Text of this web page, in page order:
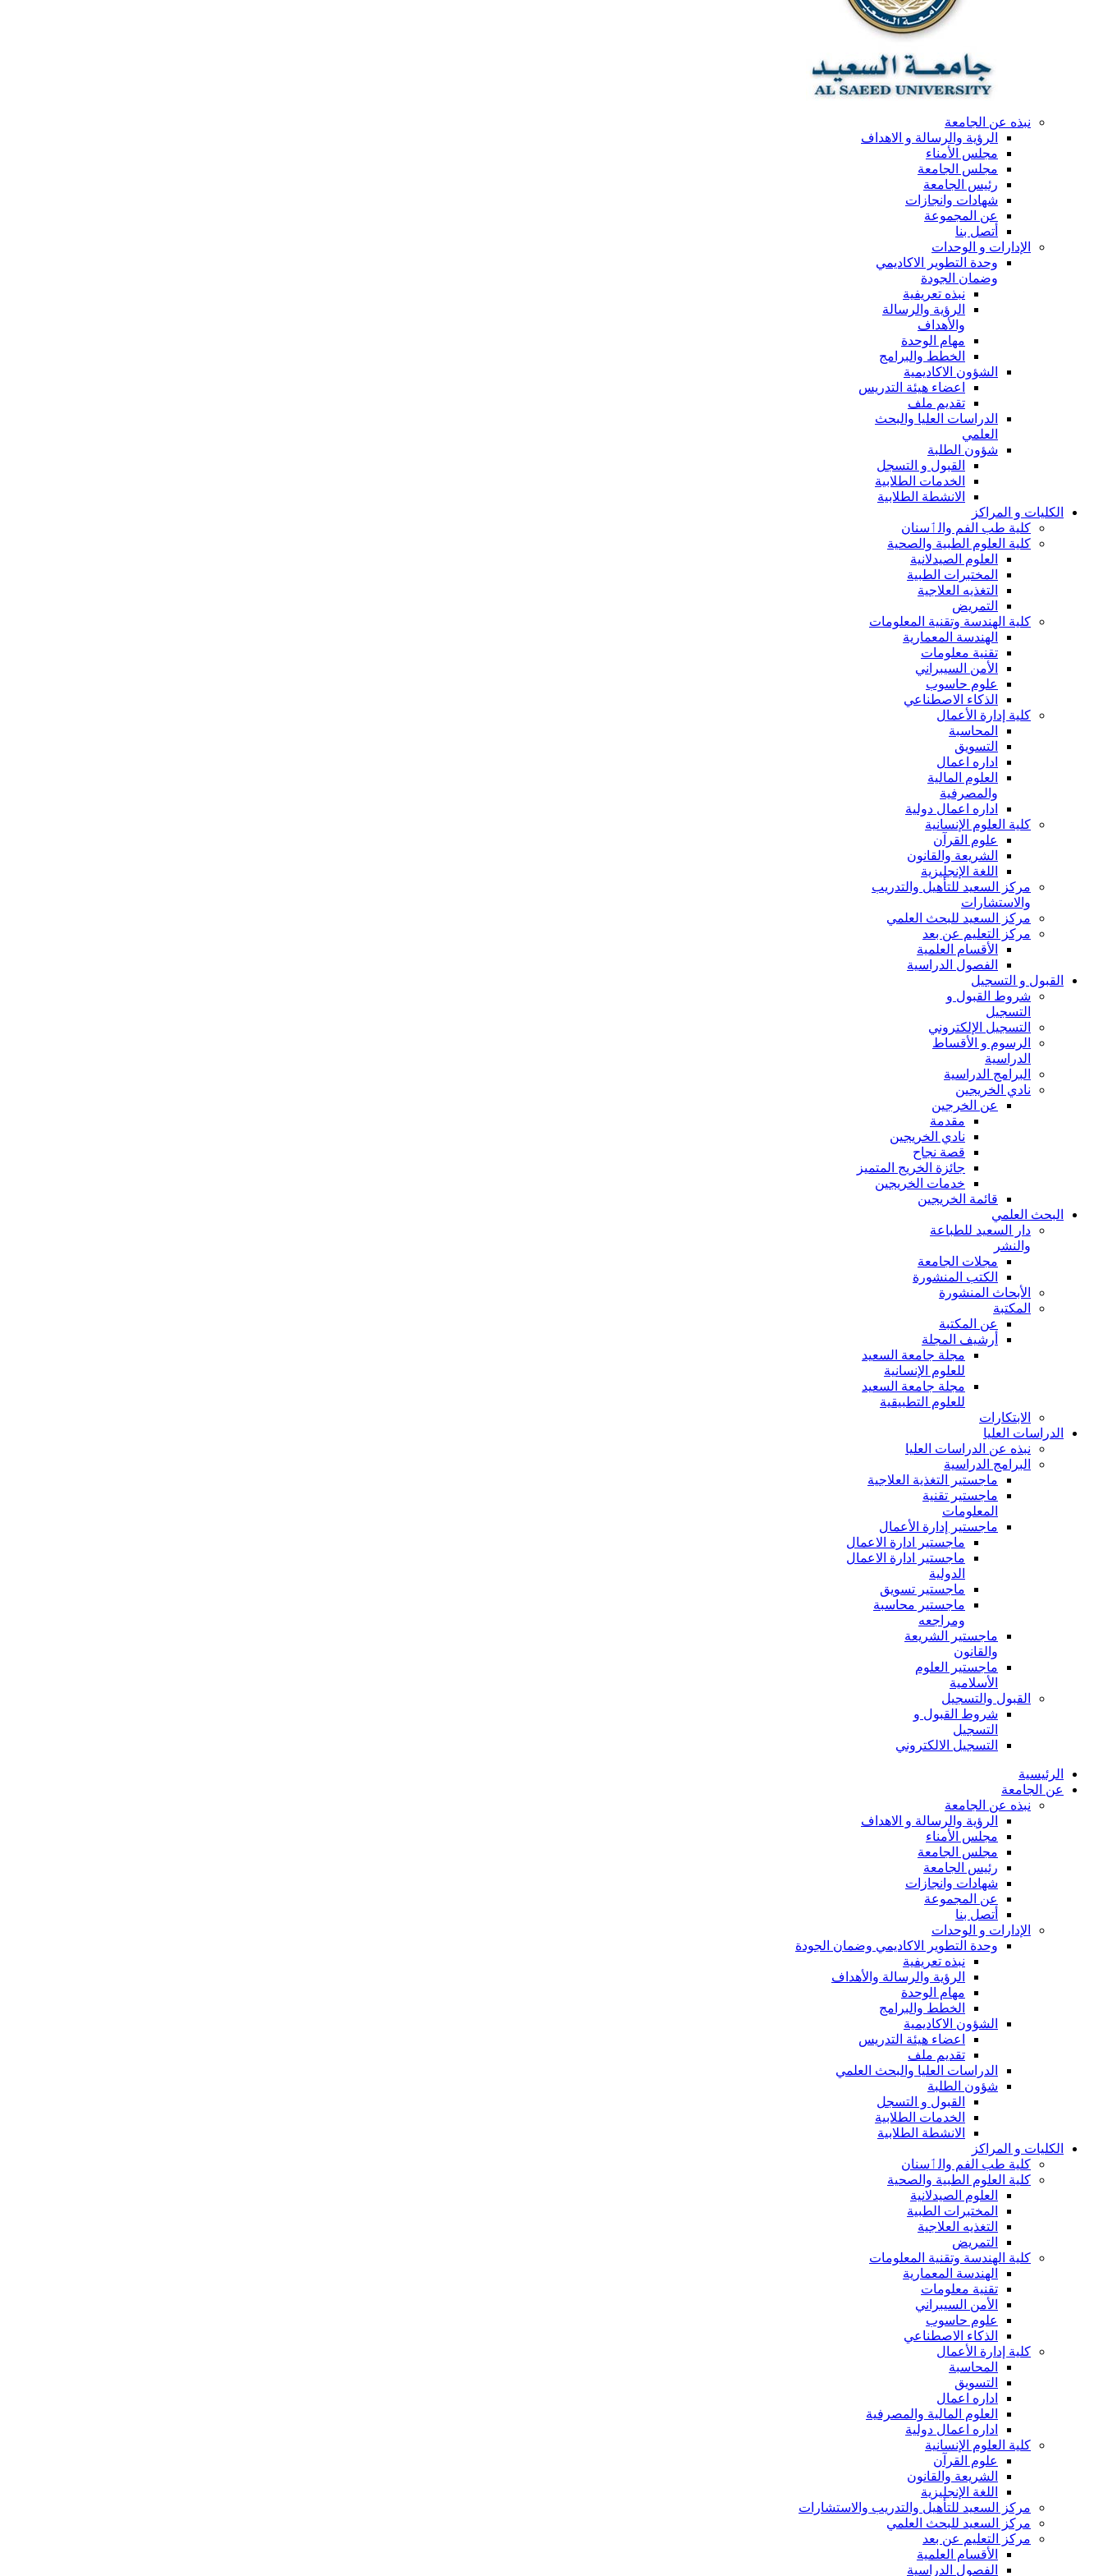
نبذه عن الجامعة
الرؤية والرسالة و الاهداف
مجلس الأمناء
مجلس الجامعة
رئيس الجامعة
شهادات وانجازات
عن المجموعة
أتصل بنا
الإدارات و الوحدات
وحدة التطوير الاكاديمي
وضمان الجودة
نبذه تعريفية
الرؤية والرسالة
والأهداف
مهام الوحدة
الخطط والبرامج
الشؤون الاكاديمية
اعضاء هيئة التدريس
تقديم ملف
الدراسات العليا والبحث
العلمي
شؤون الطلبة
القبول و التسجل
الخدمات الطلابية
الانشطة الطلابية
الكليات و المراكز
كلية طب الفم والٲسنان
كلية العلوم الطبية والصحية
العلوم الصيدلانية
المختبرات الطبية
التغذيه العلاجية
التمريض
كلية الهندسة وتقنية المعلومات
الهندسة المعمارية
تقنية معلومات
الأمن السيبراني
علوم حاسوب
الذكاء الاصطناعي
كلية إدارة الأعمال
المحاسبة
التسويق
اداره اعمال
العلوم المالية
والمصرفية
اداره اعمال دولية
كلية العلوم الإنسانية
علوم القرآن
الشريعة والقانون
اللغة الإنجليزية
مركز السعيد للتأهيل والتدريب
والاستشارات
مركز السعيد للبحث العلمي
مركز التعليم عن بعد
الأقسام العلمية
الفصول الدراسية
القبول و التسجيل
شروط القبول و
التسجيل
التسجيل الإلكتروني
الرسوم و الأقساط
الدراسية
البرامج الدراسية
نادي الخريجين
عن الخرجين
مقدمة
نادي الخريجين
قصة نجاح
جائزة الخريج المتميز
خدمات الخريجين
قائمة الخريجين
البحث العلمي
دار السعيد للطباعة
والنشر
مجلات الجامعة
الكتب المنشورة
الأبحاث المنشورة
المكتبة
عن المكتبة
أرشيف المجلة
مجلة جامعة السعيد
للعلوم الإنسانية
مجلة جامعة السعيد
للعلوم التطبيقية
الابتكارات
الدراسات العليا
نبذه عن الدراسات العليا
البرامج الدراسية
ماجستير التغذية العلاجية
ماجستير تقنية
المعلومات
ماجستير إدارة الأعمال
ماجستير ادارة الاعمال
ماجستير ادارة الاعمال
الدولية
ماجستير تسويق
ماجستير محاسبة
ومراجعه
ماجستير الشريعة
والقانون
ماجستير العلوم
الأسلامية
القبول والتسجيل
شروط القبول و
التسجيل
التسجيل الالكتروني
الرئيسية
عن الجامعة
نبذه عن الجامعة
الرؤية والرسالة و الاهداف
مجلس الأمناء
مجلس الجامعة
رئيس الجامعة
شهادات وانجازات
عن المجموعة
أتصل بنا
الإدارات و الوحدات
وحدة التطوير الاكاديمي وضمان الجودة
نبذه تعريفية
الرؤية والرسالة والأهداف
مهام الوحدة
الخطط والبرامج
الشؤون الاكاديمية
اعضاء هيئة التدريس
تقديم ملف
الدراسات العليا والبحث العلمي
شؤون الطلبة
القبول و التسجل
الخدمات الطلابية
الانشطة الطلابية
الكليات و المراكز
كلية طب الفم والٲسنان
كلية العلوم الطبية والصحية
العلوم الصيدلانية
المختبرات الطبية
التغذيه العلاجية
التمريض
كلية الهندسة وتقنية المعلومات
الهندسة المعمارية
تقنية معلومات
الأمن السيبراني
علوم حاسوب
الذكاء الاصطناعي
كلية إدارة الأعمال
المحاسبة
التسويق
اداره اعمال
العلوم المالية والمصرفية
اداره اعمال دولية
كلية العلوم الإنسانية
علوم القرآن
الشريعة والقانون
اللغة الإنجليزية
مركز السعيد للتأهيل والتدريب والاستشارات
مركز السعيد للبحث العلمي
مركز التعليم عن بعد
الأقسام العلمية
الفصول الدراسية